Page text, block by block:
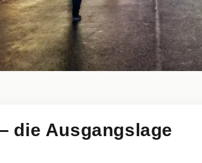
die Ausgangslage